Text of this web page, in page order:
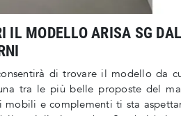
IL MODELLO ARISA SG
di trovare il modello da
tra le più belle proposte del
e complementi ti sta